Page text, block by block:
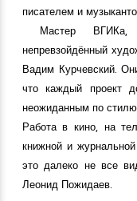
писателем и
Мастер ВГИКа,
непревзойдённый
Вадим Курчевский.
что каждый проект
неожиданным по стилю
Работа в кино, на
книжной и
это далеко не все
Леонид Пожидаев.